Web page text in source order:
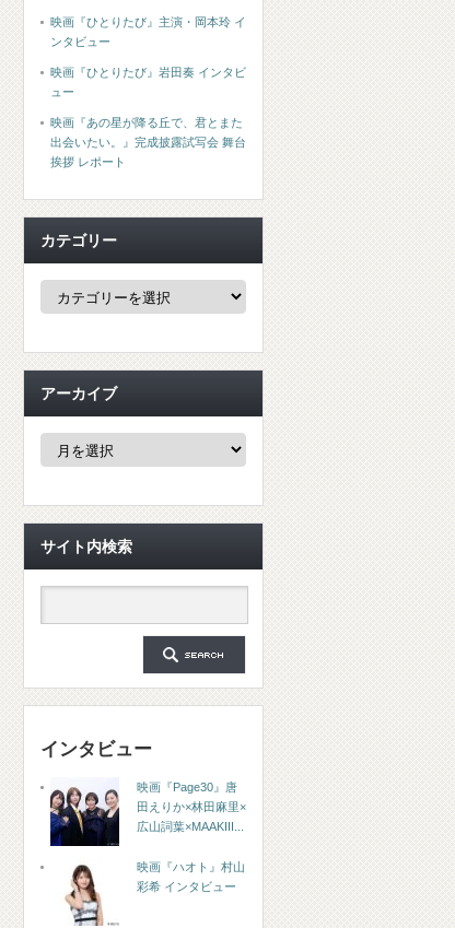
映画『ひとりたび』主演・岡本玲 イ
ンタビュー
映画『ひとりたび』岩田奏 インタビ
ュー
映画『あの星が降る丘で、君とまた
出会いたい。』完成披露試写会 舞台
挨拶 レポート
カテゴリー
ー
アーカイブ
ブ
サイト内検索
インタビュー
映画『Page30』唐
田えりか×林田麻里×
広山詞葉×MAAKIII...
映画『ハオト』村山
彩希 インタビュー